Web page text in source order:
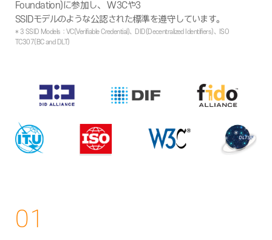
Foundation)に参加し、 W3Cや3
SSIDモデルのような公認された標準を遵守しています。
* 3 SSID Models：VC(Verifiable Credential)、DID(Decentralized Identifiers)、ISO
TC307(BC and DLT)
01